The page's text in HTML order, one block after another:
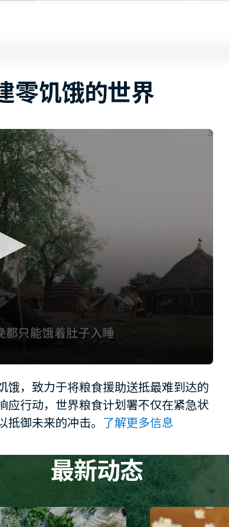
零饥饿的世界
饿，致力于将粮食援助送抵最难到达的
应行动，世界粮食计划署不仅在紧急状
御未来的冲击。 了解更多信息
最新动态